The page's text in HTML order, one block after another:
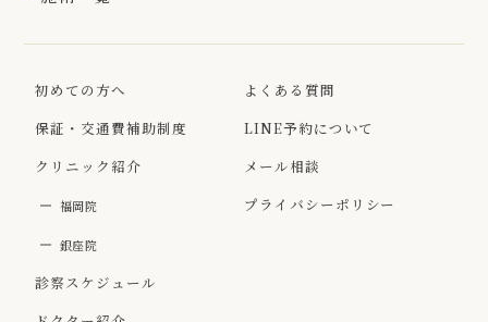
初めての方へ
保証・交通費補助制度
クリニック紹介
福岡院
銀座院
診察スケジュール
よくある質問
LINE予約について
メール相談
プライバシーポリシー